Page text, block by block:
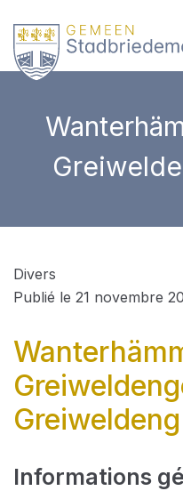
Divers
Publié le 21 novembre
Greiweldeng
Informations